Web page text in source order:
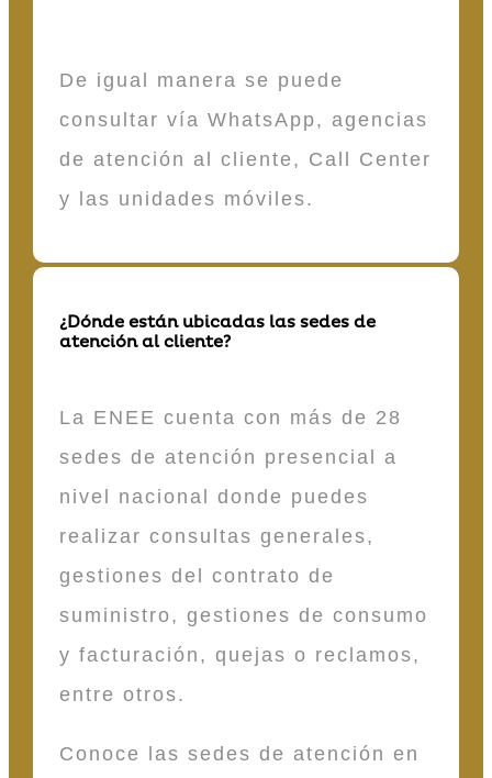
De igual manera se puede
consultar vía WhatsApp, agencias
de atención al cliente, Call Center
y las unidades móviles.
¿Dónde están ubicadas las sedes de
atención al cliente?
La ENEE cuenta con más de 28
sedes de atención presencial a
nivel nacional donde puedes
realizar consultas generales,
gestiones del contrato de
suministro, gestiones de consumo
y facturación, quejas o reclamos,
entre otros.
Conoce las sedes de atención en